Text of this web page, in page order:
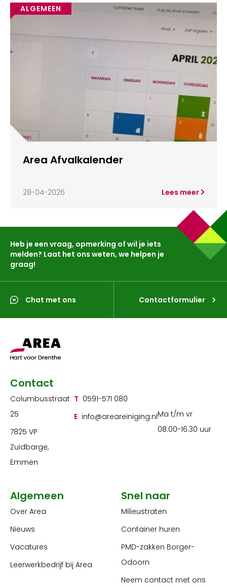
ALGEMEEN
Area Afvalkalender
28-04-2026 Lees meer
Heb je een vraag, opmerking of wil je iets
melden? Laat het ons weten, we helpen je
graag!
Chat met ons Contactformulier
Contact
Columbusstraat
25
7825 VP
Zuidbarge,
Emmen
T 0591-571 080
E info@areareiniging.nlMa t/m vr
08.00-16.30 uur
Algemeen
Over Area
Nieuws
Vacatures
Leerwerkbedrijf bij Area
Snel naar
Milieustraten
Container huren
PMD-zakken Borger-
Odoorn
Neem contact met ons